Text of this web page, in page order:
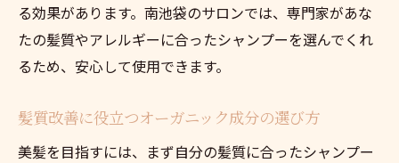
る効果があります。南池袋のサロンでは、専門家があな
たの髪質やアレルギーに合ったシャンプーを選んでくれ
るため、安心して使用できます。
髪質改善に役立つオーガニック成分の選び方
美髪を目指すには、まず自分の髪質に合ったシャンプー